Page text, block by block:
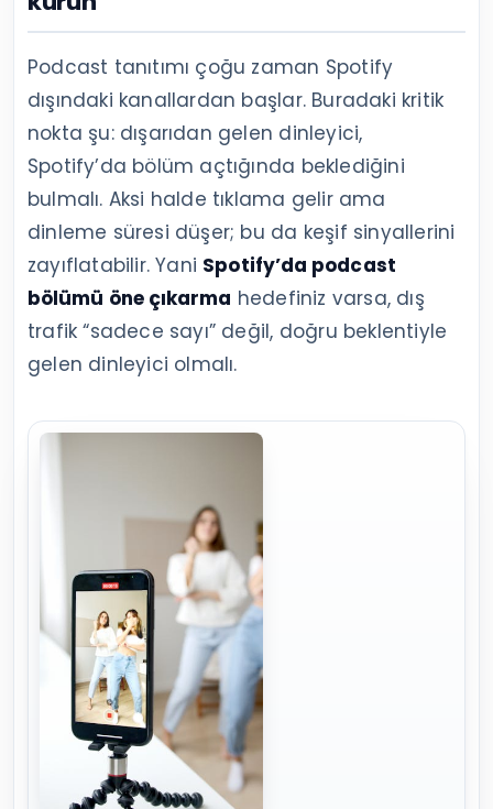
Podcast tanıtımı çoğu zaman Spotify
dışındaki kanallardan başlar. Buradaki kritik
nokta şu: dışarıdan gelen dinleyici,
Spotify’da bölüm açtığında beklediğini
bulmalı. Aksi halde tıklama gelir ama
dinleme süresi düşer; bu da keşif sinyallerini
zayıflatabilir. Yani Spotify’da podcast
bölümü öne çıkarma hedefiniz varsa, dış
trafik “sadece sayı” değil, doğru beklentiyle
gelen dinleyici olmalı.